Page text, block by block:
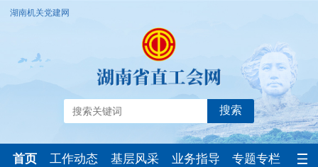
湖南机关党建网
搜索
首页 工作动态 基层风采 业务指导 专题专栏